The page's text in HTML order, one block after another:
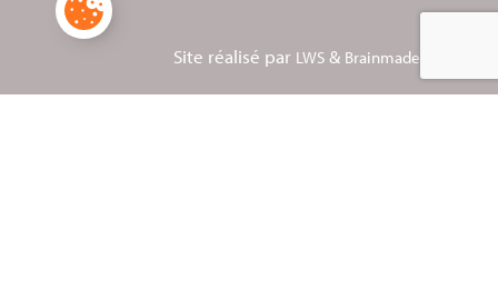
Site réalisé par LWS & Brainmade Agency